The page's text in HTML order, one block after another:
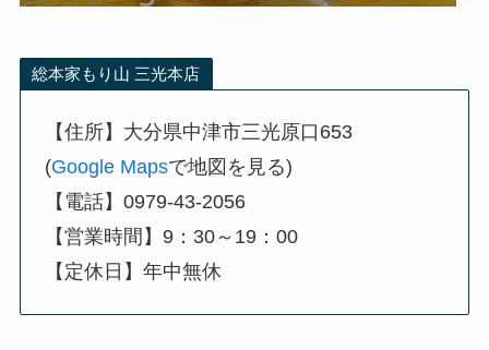
総本家もり山 三光本店
【住所】大分県中津市三光原口653
(Google Mapsで地図を見る)
【電話】0979-43-2056
【営業時間】9：30～19：00
【定休日】年中無休